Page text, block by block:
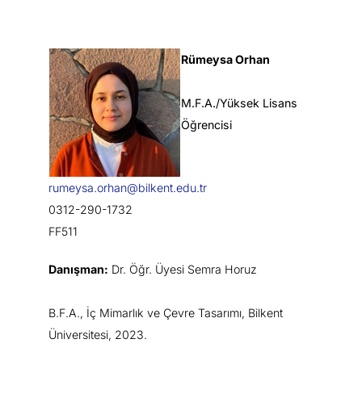
Rümeysa Orhan
M.F.A./Yüksek Lisans
Öğrencisi
rumeysa.orhan@bilkent.edu.tr
0312-290-1732
FF511
Danışman: Dr. Öğr. Üyesi Semra Horuz
B.F.A., İç Mimarlık ve Çevre Tasarımı, Bilkent
Üniversitesi, 2023.